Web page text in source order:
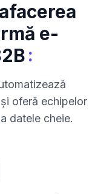
e-
:
oferă echipelor
datele cheie.